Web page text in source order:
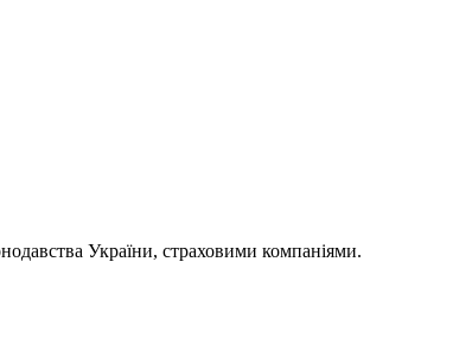
України, страховими компаніями.